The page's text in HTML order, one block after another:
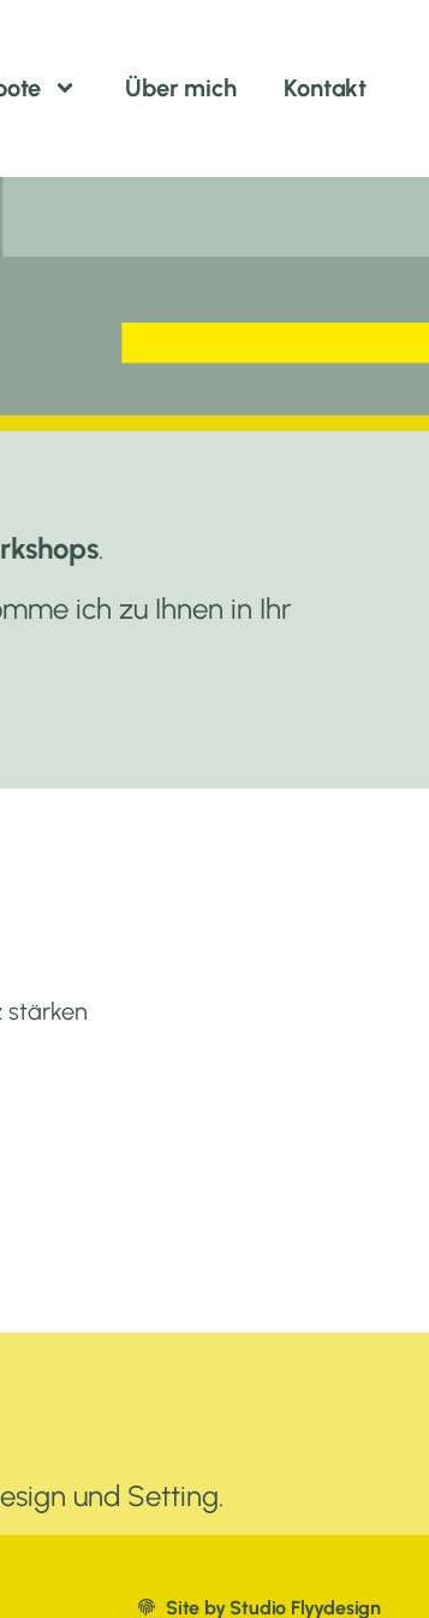
Über mich Kontakt
.
ich zu Ihnen in Ihr
stärken
und Setting.
Site by Studio Flyydesign